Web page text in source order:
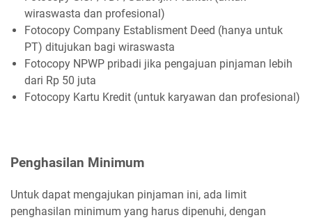
wiraswasta dan profesional)
Fotocopy Company Establisment Deed (hanya untuk
PT) ditujukan bagi wiraswasta
Fotocopy NPWP pribadi jika pengajuan pinjaman lebih
dari Rp 50 juta
Fotocopy Kartu Kredit (untuk karyawan dan profesional)
Penghasilan Minimum
Untuk dapat mengajukan pinjaman ini, ada limit
penghasilan minimum yang harus dipenuhi, dengan